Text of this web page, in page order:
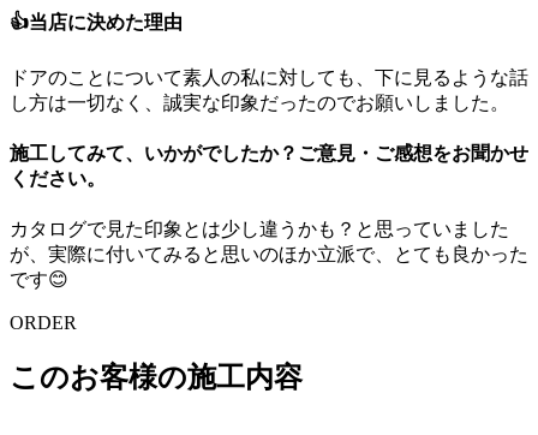
👍当店に決めた理由
ドアのことについて素人の私に対しても、下に見るような話
し方は一切なく、誠実な印象だったのでお願いしました。
施工してみて、いかがでしたか？ご意見・ご感想をお聞かせ
ください。
カタログで見た印象とは少し違うかも？と思っていました
が、実際に付いてみると思いのほか立派で、とても良かった
です😊
ORDER
このお客様の施工内容